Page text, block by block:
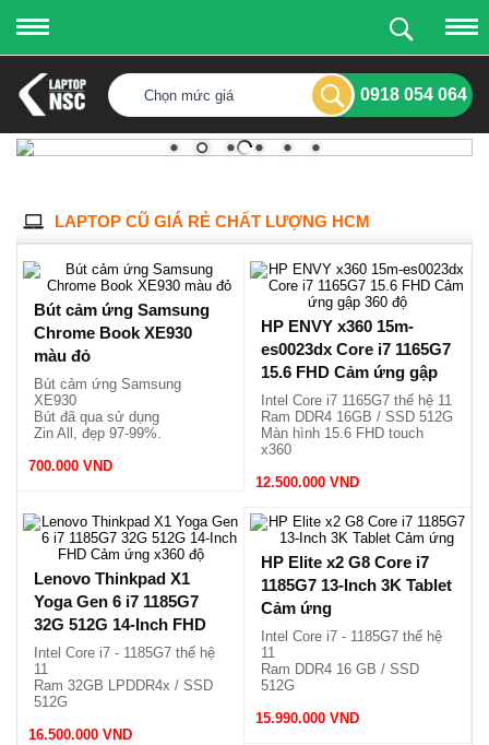
Chọn mức giá 0918 054 064
LAPTOP CŨ GIÁ RẺ CHẤT LƯỢNG HCM
Bút cảm ứng Samsung
Chrome Book XE930
màu đỏ
Bút cảm ứng Samsung
XE930
Bút đã qua sử dụng
Zin All, đẹp 97-99%.
shopee
700.000 VND
HP ENVY x360 15m-
es0023dx Core i7 1165G7
15.6 FHD Cảm ứng gập
360 độ
Intel Core i7 1165G7 thế hệ 11
Ram DDR4 16GB / SSD 512G
Màn hình 15.6 FHD touch
x360
1.77kg.
12.500.000 VND
Lenovo Thinkpad X1
Yoga Gen 6 i7 1185G7
32G 512G 14-Inch FHD
Cảm ứng x360 độ
Intel Core i7 - 1185G7 thế hệ
11
Ram 32GB LPDDR4x / SSD
512G
x360
16.500.000 VND
HP Elite x2 G8 Core i7
1185G7 13-Inch 3K Tablet
Cảm ứng
Intel Core i7 - 1185G7 thế hệ
11
Ram DDR4 16 GB / SSD
512G
rời
15.990.000 VND